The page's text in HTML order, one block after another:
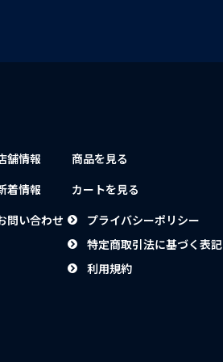
舗情報
着情報
問い合わせ
商品を見る
カートを見る
プライバシーポリシー
特定商取引法に基づく表記
利用規約